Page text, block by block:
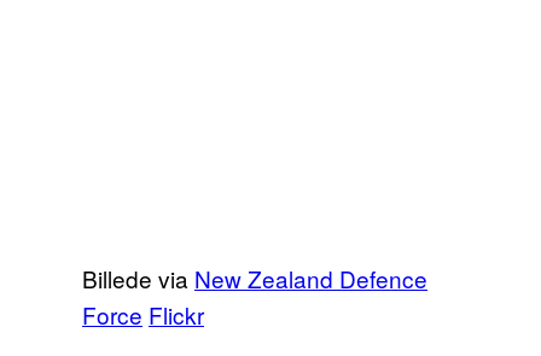
Billede via New Zealand Defence
Force Flickr